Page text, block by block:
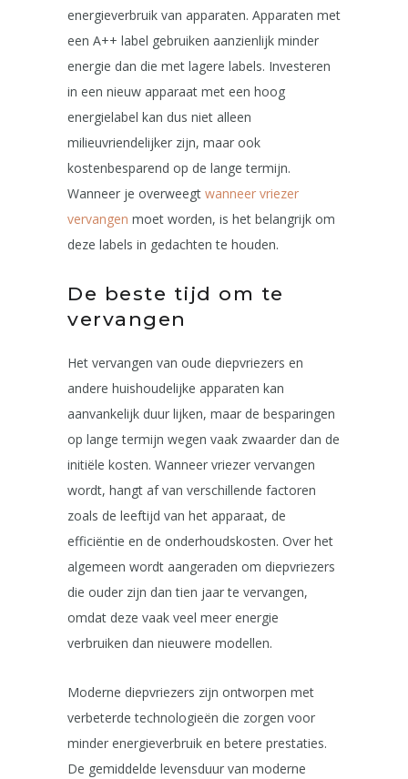
energieverbruik van apparaten. Apparaten met
een A++ label gebruiken aanzienlijk minder
energie dan die met lagere labels. Investeren
in een nieuw apparaat met een hoog
energielabel kan dus niet alleen
milieuvriendelijker zijn, maar ook
kostenbesparend op de lange termijn.
Wanneer je overweegt wanneer vriezer
vervangen moet worden, is het belangrijk om
deze labels in gedachten te houden.
De beste tijd om te
vervangen
Het vervangen van oude diepvriezers en
andere huishoudelijke apparaten kan
aanvankelijk duur lijken, maar de besparingen
op lange termijn wegen vaak zwaarder dan de
initiële kosten. Wanneer vriezer vervangen
wordt, hangt af van verschillende factoren
zoals de leeftijd van het apparaat, de
efficiëntie en de onderhoudskosten. Over het
algemeen wordt aangeraden om diepvriezers
die ouder zijn dan tien jaar te vervangen,
omdat deze vaak veel meer energie
verbruiken dan nieuwere modellen.
Moderne diepvriezers zijn ontworpen met
verbeterde technologieën die zorgen voor
minder energieverbruik en betere prestaties.
De gemiddelde levensduur van moderne